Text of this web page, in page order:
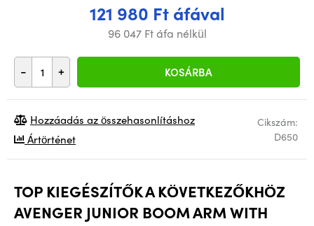
121 980 Ft áfával
96 047 Ft áfa nélkül
- + KOSÁRBA
Cikszám:
D650
Hozzáadás az összehasonlításhoz
Ártörténet
TOP KIEGÉSZÍTŐK A KÖVETKEZŐKHÖZ
AVENGER JUNIOR BOOM ARM WITH